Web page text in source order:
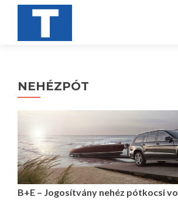
NEHÉZPÓT
B+E – Jogosítvány nehéz pótkocsi